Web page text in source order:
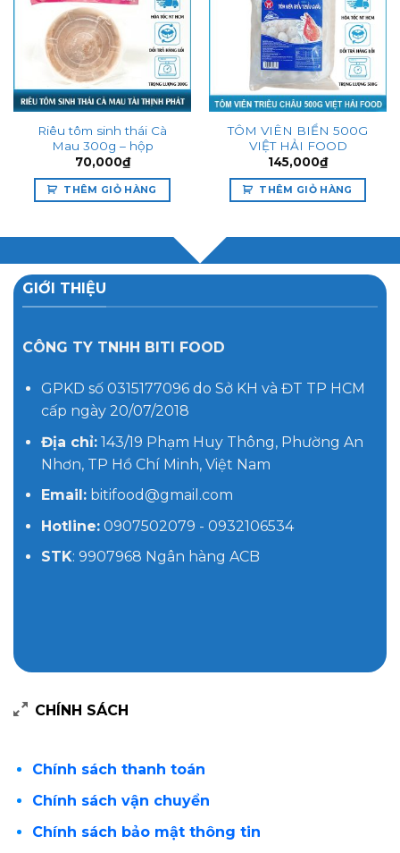
Add to
wishlist
Riêu tôm sinh thái Cà
Mau 300g – hộp
70,000₫
THÊM GIỎ HÀNG
Add to
wishlist
TÔM VIÊN BIỂN 500G
VIỆT HẢI FOOD
145,000₫
THÊM GIỎ HÀNG
GIỚI THIỆU
CÔNG TY TNHH BITI FOOD
GPKD số 0315177096 do Sở KH và ĐT TP HCM
cấp ngày 20/07/2018
Địa chỉ:143/19 Phạm Huy Thông, Phường An
Nhơn, TP Hồ Chí Minh, Việt Nam
Email:bitifood@gmail.com
Hotline:0907502079 - 0932106534
STK: 9907968 Ngân hàng ACB
CHÍNH SÁCH
Chính sách thanh toán
Chính sách vận chuyển
Chính sách bảo mật thông tin